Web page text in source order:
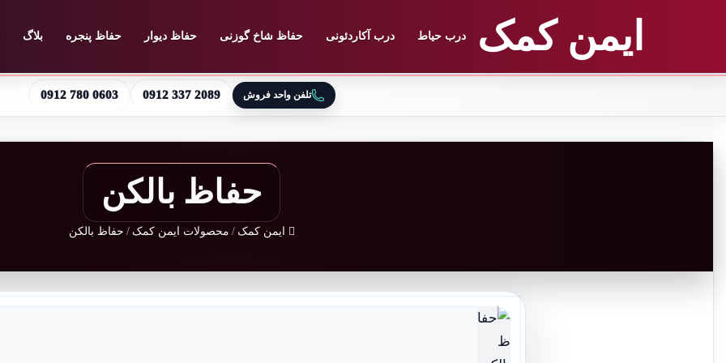
ایمن کمک درب حیاط درب آکاردئونی حفاظ شاخ گوزنی حفاظ دیوار حفاظ پنجره بلاگ
تلفن واحد فروش 0912 780 0603 0912 337 2089
حفاظ بالکن
ایمن کمک / محصولات ایمن کمک / حفاظ بالکن